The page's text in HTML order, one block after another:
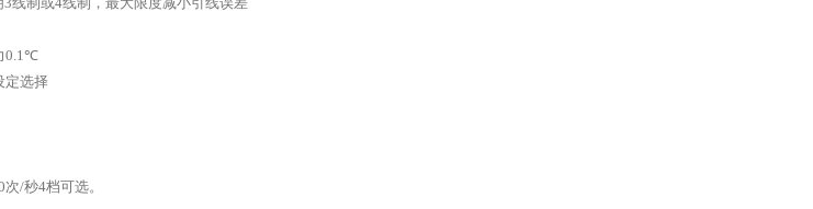
0.1℃
定选择
次/秒4档可选。